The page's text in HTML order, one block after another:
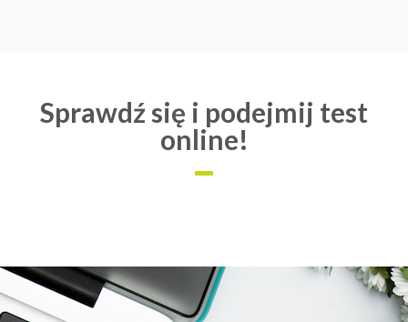
Sprawdź się i podejmij test
online!